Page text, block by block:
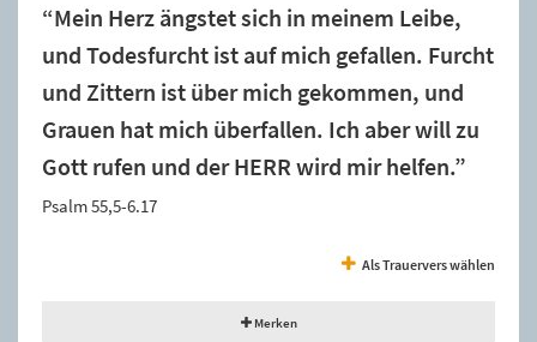
“Mein Herz ängstet sich in meinem Leibe,
und Todesfurcht ist auf mich gefallen. Furcht
und Zittern ist über mich gekommen, und
Grauen hat mich überfallen. Ich aber will zu
Gott rufen und der HERR wird mir helfen.”
Psalm 55,5-6.17
Als Trauervers wählen
Merken